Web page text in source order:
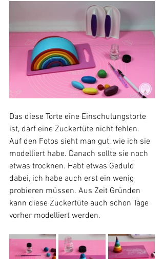
Das diese Torte eine Einschulungstorte
ist, darf eine Zuckertüte nicht fehlen.
Auf den Fotos sieht man gut, wie ich sie
modelliert habe. Danach sollte sie noch
etwas trocknen. Habt etwas Geduld
dabei, ich habe auch erst ein wenig
probieren müssen. Aus Zeit Gründen
kann diese Zuckertüte auch schon Tage
vorher modelliert werden.